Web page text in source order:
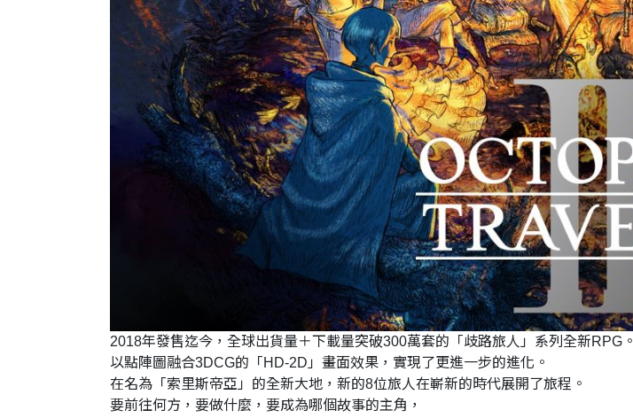
2018年發售迄今，全球出貨量＋下載量突破300萬套的「歧路旅人」系列全新RPG。
以點陣圖融合3DCG的「HD-2D」畫面效果，實現了更進一步的進化。
在名為「索里斯帝亞」的全新大地，新的8位旅人在嶄新的時代展開了旅程。
要前往何方，要做什麼，要成為哪個故事的主角，